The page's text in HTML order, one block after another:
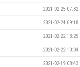
2021-02-25 07:32
2021-02-24 09:18
2021-02-22 13:25
2021-02-22 10:04
2021-02-19 08:43